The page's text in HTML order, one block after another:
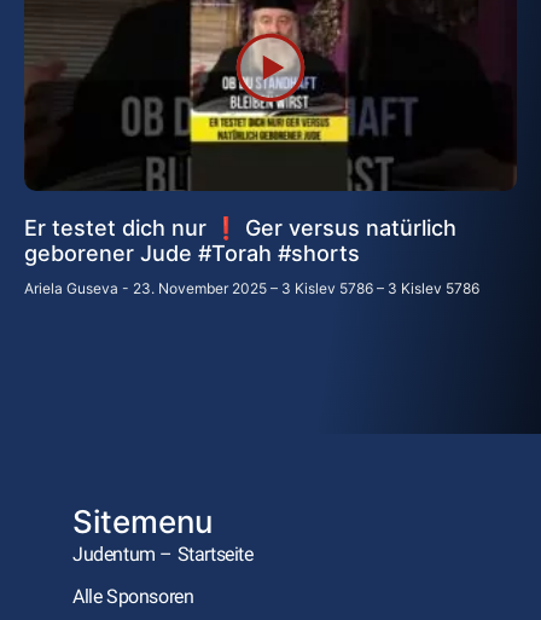
Er testet dich nur ❗ Ger versus natürlich
geborener Jude #Torah #shorts
Ariela Guseva 23. November 2025 – 3 Kislev 5786 – 3 Kislev 5786
Sitemenu
Judentum – Startseite
Alle Sponsoren